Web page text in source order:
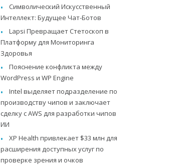
Символический Искусственный
Интеллект: Будущее Чат-Ботов
Lapsi Превращает Стетоскоп в
Платформу для Мониторинга
Здоровья
Пояснение конфликта между
WordPress и WP Engine
Intel выделяет подразделение по
производству чипов и заключает
сделку с AWS для разработки чипов
ИИ
XP Health привлекает $33 млн для
расширения доступных услуг по
проверке зрения и очков